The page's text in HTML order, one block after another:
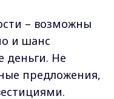
– возможны
и шанс
деньги. Не
предложения,